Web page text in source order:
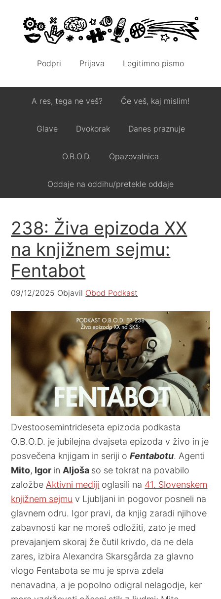
Podpri Prijava Legitimno pismo
A res, tega ne veš? Če veš, kaj mislim!
Glave Dvokorak Danes praznuje
O.B.O.D. Opazovalnica
Oddaje na oddihu/pretekle oddaje
238: Živa epizoda XX
na knjižnem sejmu:
Fentabot
09/12/2025 Objavil Obod Podkast
Dvestoosemintrideseta epizoda podkasta
O.B.O.D. je jubilejna dvajseta epizoda v živo in je
posvečena knjigam in seriji oFentabotu. Agenti
Mito, Igor in Aljoša so se tokrat na povabilo
založbe Aktivni mediji oglasili na 41. Slovenskem
knjižnem sejmu v Ljubljani in pogovor posneli na
glavnem odru. Igor pravi, da knjig zaradi njihove
zabavnosti kar ne moreš odložiti, zato je med
prevajanjem skoraj že čutil krivdo, da ne dela
zares, izbira Alexandra Skarsgårda za glavno
vlogo Fentabota se mu je sprva zdela
nenavadna, a je popolno odigral nelagodje, ker